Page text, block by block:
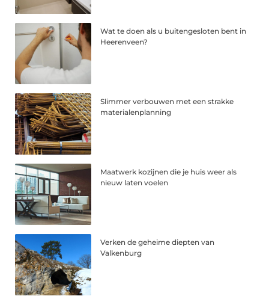
Wat te doen als u buitengesloten bent in
Heerenveen?
Slimmer verbouwen met een strakke
materialenplanning
Maatwerk kozijnen die je huis weer als
nieuw laten voelen
Verken de geheime diepten van
Valkenburg